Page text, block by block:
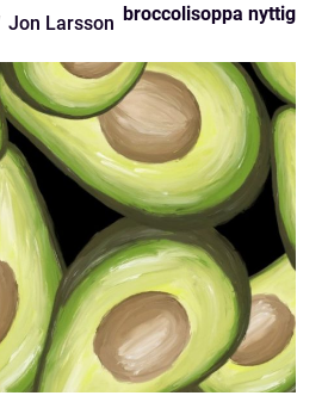
Jon Larsson broccolisoppa nyttig